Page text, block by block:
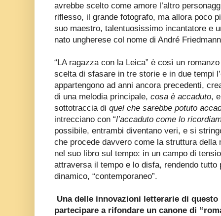
avrebbe scelto come amore l’altro
riflesso, il grande fotografo, ma allora poco
suo maestro, talentuosissimo incantatore e
nato ungherese col nome di André
“LA ragazza con la Leica” è così un
scelta di sfasare in tre storie e in due tempi
appartengono ad anni ancora precedenti,
di una melodia principale, cosa è accaduto,
sottotraccia di quel che sarebbe potuto
intrecciano con “l’accaduto come lo
possibile, entrambi diventano veri, e si
che procede davvero come la struttura
nel suo libro sul tempo: in un campo di
attraversa il tempo e lo disfa, rendendo
dinamico, “contemporaneo”.
Una delle innovazioni letterarie di
partecipare a rifondare un canone di